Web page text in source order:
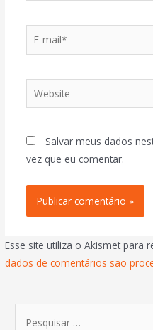
Salvar meus dados
vez que eu comentar.
Esse site utiliza o Akismet para
dados de comentários são